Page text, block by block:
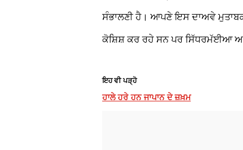
ਸੰਭਾਲਣੀ ਹੈ। ਆਪਣੇ ਇਸ ਦਾਅਵੇ
ਕੋਸ਼ਿਸ਼ ਕਰ ਰਹੇ ਸਨ ਪਰ ਸਿੱਧਰਮੱਈਆ
ਇਹ ਵੀ ਪੜ੍ਹੋ
ਹਾਲੇ ਹਰੇ ਹਨ ਜਾਪਾਨ ਦੇ ਜ਼ਖ਼ਮ